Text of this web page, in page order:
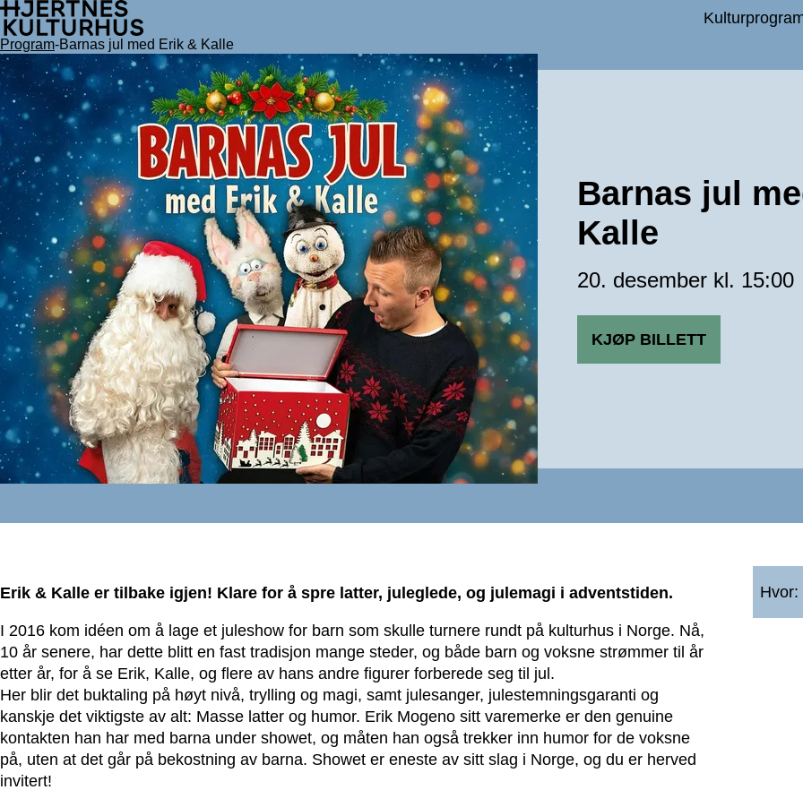
Hopp
til
innhold
Program-Barnas jul med Erik & Kalle
Barnas jul
Kalle
20. desember kl. 15:00
KJØP BILLETT
Hvor:
Erik & Kalle er tilbake igjen! Klare for å spre latter, juleglede, og julemagi i adventstiden.
I 2016 kom idéen om å lage et juleshow for barn som skulle turnere rundt på kulturhus i Norge. Nå,
10 år senere, har dette blitt en fast tradisjon mange steder, og både barn og voksne strømmer til år
etter år, for å se Erik, Kalle, og flere av hans andre figurer forberede seg til jul.
Her blir det buktaling på høyt nivå, trylling og magi, samt julesanger, julestemningsgaranti og
kanskje det viktigste av alt: Masse latter og humor. Erik Mogeno sitt varemerke er den genuine
kontakten han har med barna under showet, og måten han også trekker inn humor for de voksne
på, uten at det går på bekostning av barna. Showet er eneste av sitt slag i Norge, og du er herved
invitert!